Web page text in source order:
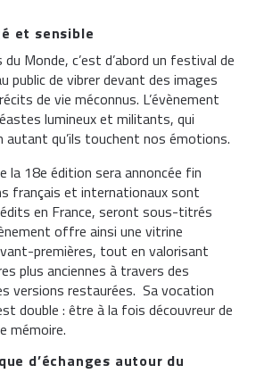
et sensible
Monde, c’est d’abord un festival de
public de vibrer devant des images
de vie méconnus. L’évènement
lumineux et militants, qui
qu’ils touchent nos émotions.
la 18e édition sera annoncée fin
français et internationaux sont
en France, seront sous-titrés
offre ainsi une vitrine
premières, tout en valorisant
plus anciennes à travers des
versions restaurées. Sa vocation
double : être à la fois découvreur de
mémoire.
d’échanges autour du